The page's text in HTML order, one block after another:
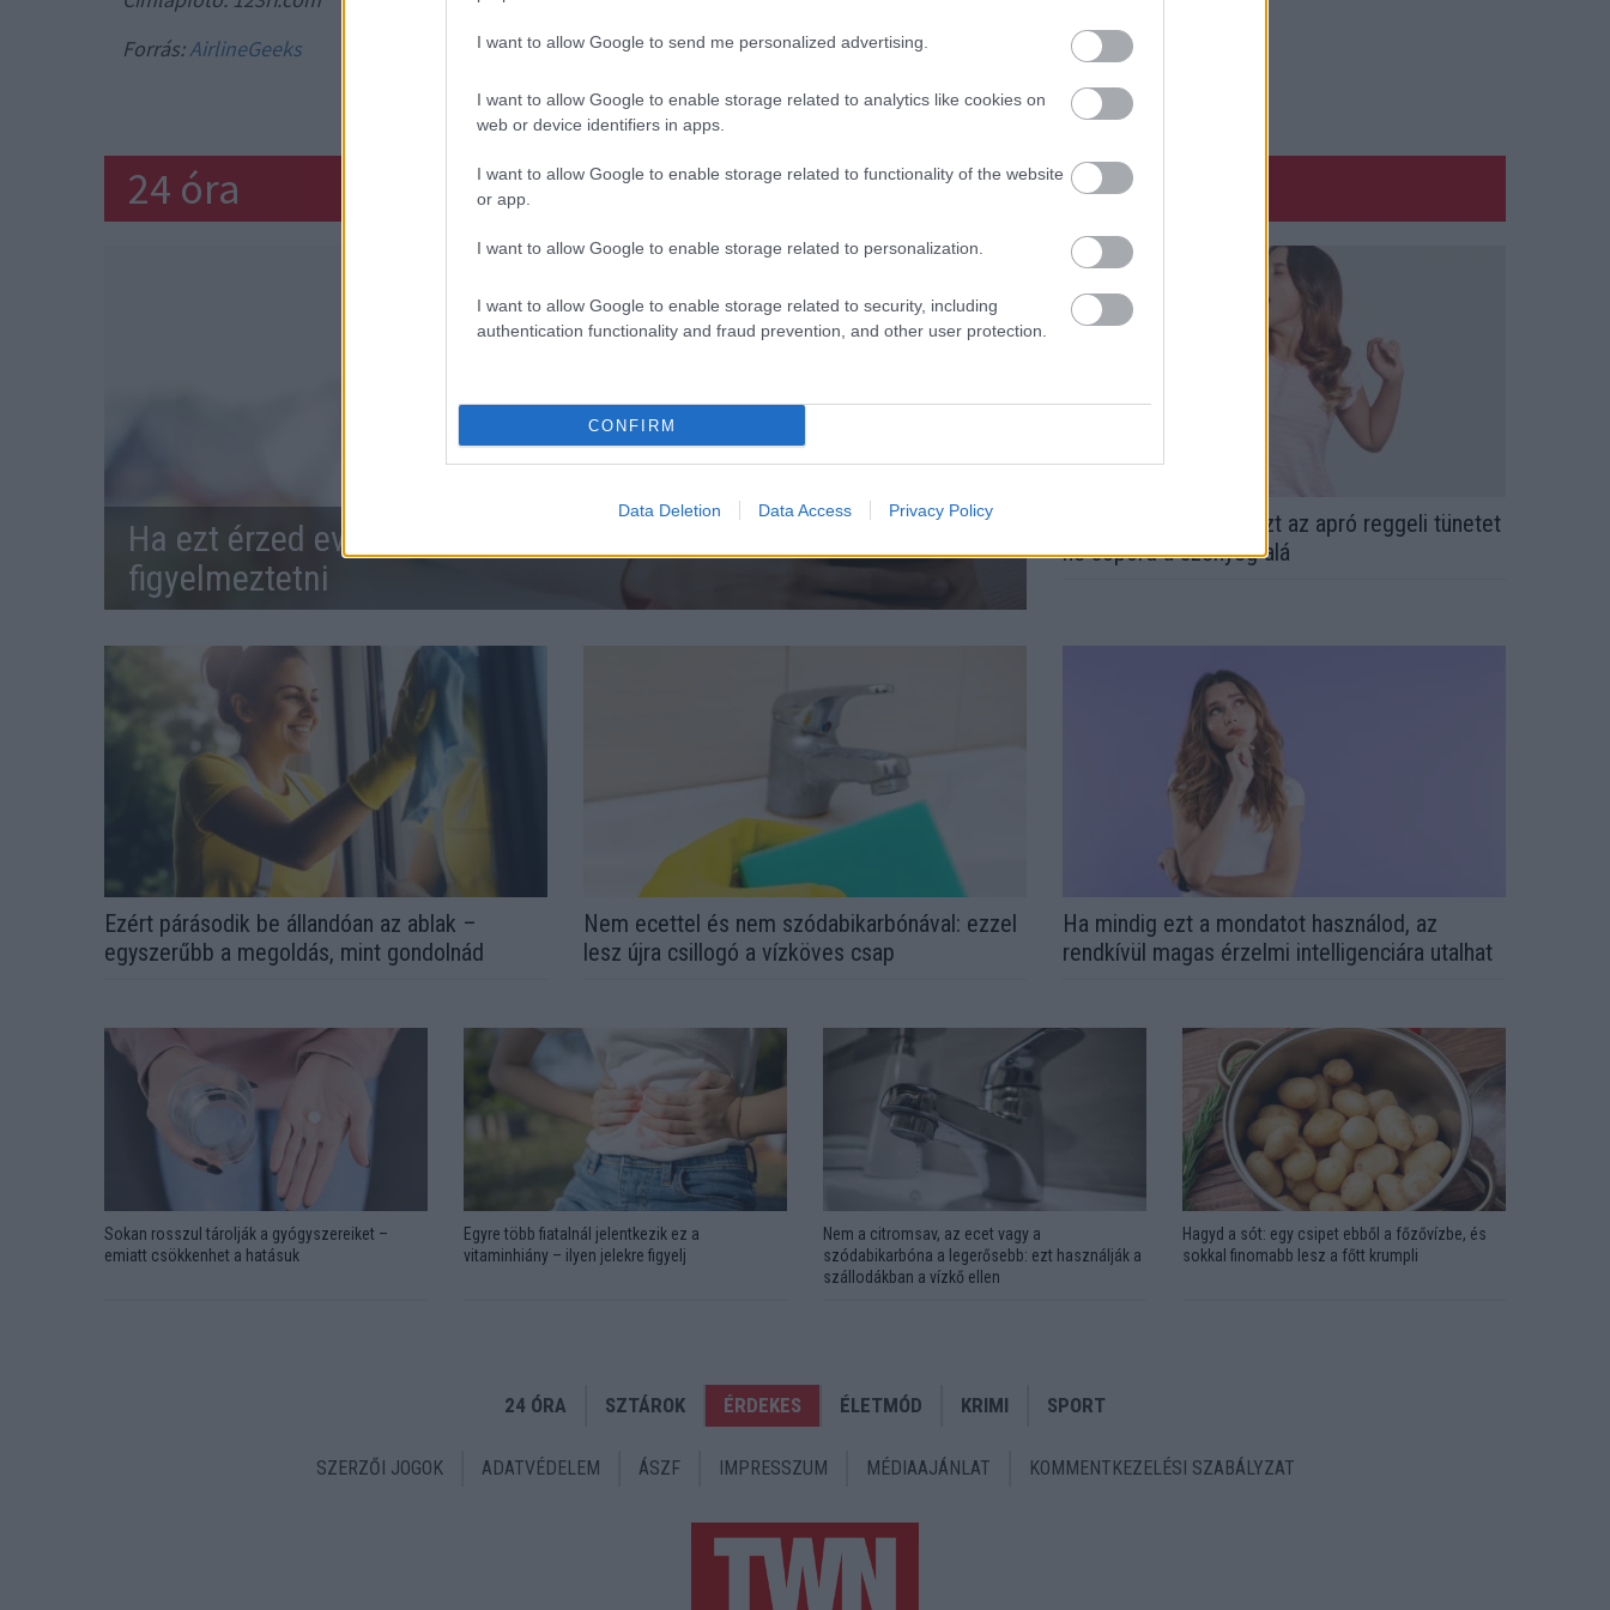
I want to allow Google to send me personalized advertising.
I want to allow Google to enable storage related to analytics like cookies on
web or device identifiers in apps.
I want to allow Google to enable storage related to functionality of the website
or app.
I want to allow Google to enable storage related to personalization.
I want to allow Google to enable storage related to security, including
authentication functionality and fraud prevention, and other user protection.
CONFIRM
Data Deletion Data Access Privacy Policy
Forrás:AirlineGeeks
SZAKÁLL PILÓTA SZABÁLY
24 óra
Ha ezt érzed evés után, a szervezeted fontos dologra próbál
figyelmeztetni
Orvos figyelmeztet: ezt az apró reggeli tünetet
ne söpörd a szőnyeg alá
Ezért párásodik be állandóan az ablak –
egyszerűbb a megoldás, mint gondolnád
Nem ecettel és nem szódabikarbónával: ezzel
lesz újra csillogó a vízköves csap
Ha mindig ezt a mondatot használod, az
rendkívül magas érzelmi intelligenciára utalhat
Sokan rosszul tárolják a gyógyszereiket –
emiatt csökkenhet a hatásuk
Egyre több fiatalnál jelentkezik ez a
vitaminhiány – ilyen jelekre figyelj
Nem a citromsav, az ecet vagy a
szódabikarbóna a legerősebb: ezt használják a
szállodákban a vízkő ellen
Hagyd a sót: egy csipet ebből a főzővízbe, és
sokkal finomabb lesz a főtt krumpli
24 ÓRA SZTÁROK ÉRDEKES ÉLETMÓD KRIMI SPORT
SZERZŐI JOGOK ADATVÉDELEM ÁSZF IMPRESSZUM MÉDIAAJÁNLAT KOMMENTKEZELÉSI SZABÁLYZAT